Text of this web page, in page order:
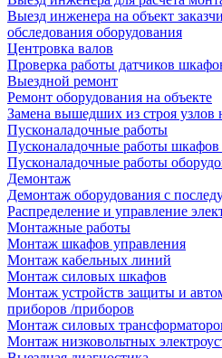
Выезд инженера на объект
обследования оборудования
Центровка валов
Проверка работы датчиков
Выездной ремонт
Ремонт оборудования на объекте
Замена вышедших из строя узлов
Пусконаладочные работы
Пусконаладочные работы шкафов
Пусконаладочные работы
Демонтаж
Демонтаж оборудования с
Распределение и управление
Монтажные работы
Монтаж шкафов управления
Монтаж кабельных линий
Монтаж силовых шкафов
Монтаж устройств защиты и
приборов /приборов
Монтаж силовых
Монтаж низковольтных